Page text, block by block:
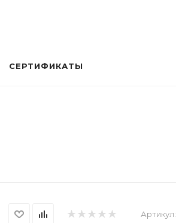
СЕРТИФИКАТЫ
Артикул: